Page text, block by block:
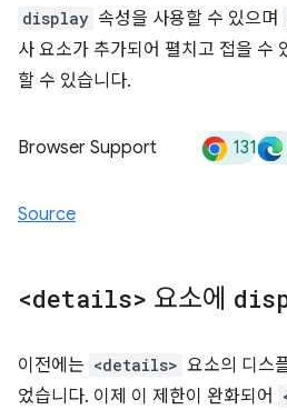
display 속성을 사용할 수 있으며
사 요소가 추가되어 펼치고 접을 수
할 수 있습니다.
Browser Support 131
Source
<details> 요소에
이전에는 <details> 요소의 디스
었습니다. 이제 이 제한이 완화되어